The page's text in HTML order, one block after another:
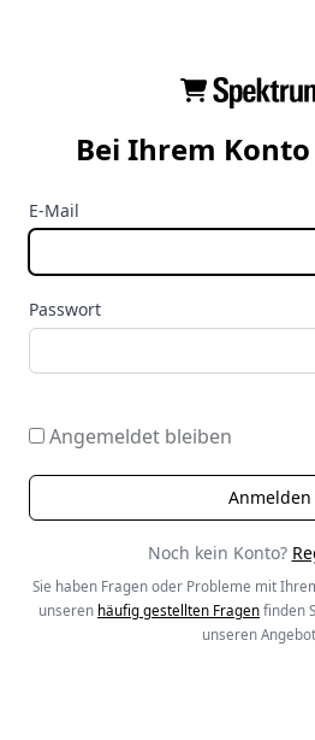
Bei Ihrem
E-Mail
Passwort
Angemeldet bleiben
Noch kein Konto?
Sie haben Fragen oder Probleme mit
unseren häufig gestellten Fragen finden
unseren